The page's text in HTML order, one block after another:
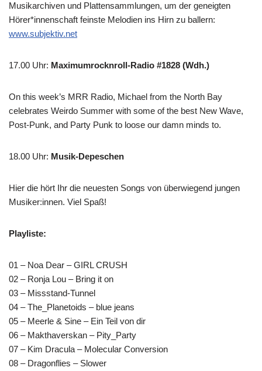
Musikarchiven und Plattensammlungen, um der geneigten
Hörer*innenschaft feinste Melodien ins Hirn zu ballern:
www.subjektiv.net
17.00 Uhr: Maximumrocknroll-Radio #1828 (Wdh.)
On this week’s MRR Radio, Michael from the North Bay
celebrates Weirdo Summer with some of the best New Wave,
Post-Punk, and Party Punk to loose our damn minds to.
18.00 Uhr: Musik-Depeschen
Hier die hört Ihr die neuesten Songs von überwiegend jungen
Musiker:innen. Viel Spaß!
Playliste:
01 – Noa Dear – GIRL CRUSH
02 – Ronja Lou – Bring it on
03 – Missstand-Tunnel
04 – The_Planetoids – blue jeans
05 – Meerle & Sine – Ein Teil von dir
06 – Makthaverskan – Pity_Party
07 – Kim Dracula – Molecular Conversion
08 – Dragonflies – Slower